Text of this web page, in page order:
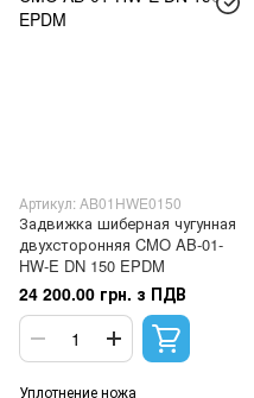
Артикул: AB01HWE0150
Задвижка шиберная чугунная
двухсторонняя CMO AB-01-
HW-E DN 150 EPDM
24 200.00 грн. з ПДВ
Уплотнение ножа